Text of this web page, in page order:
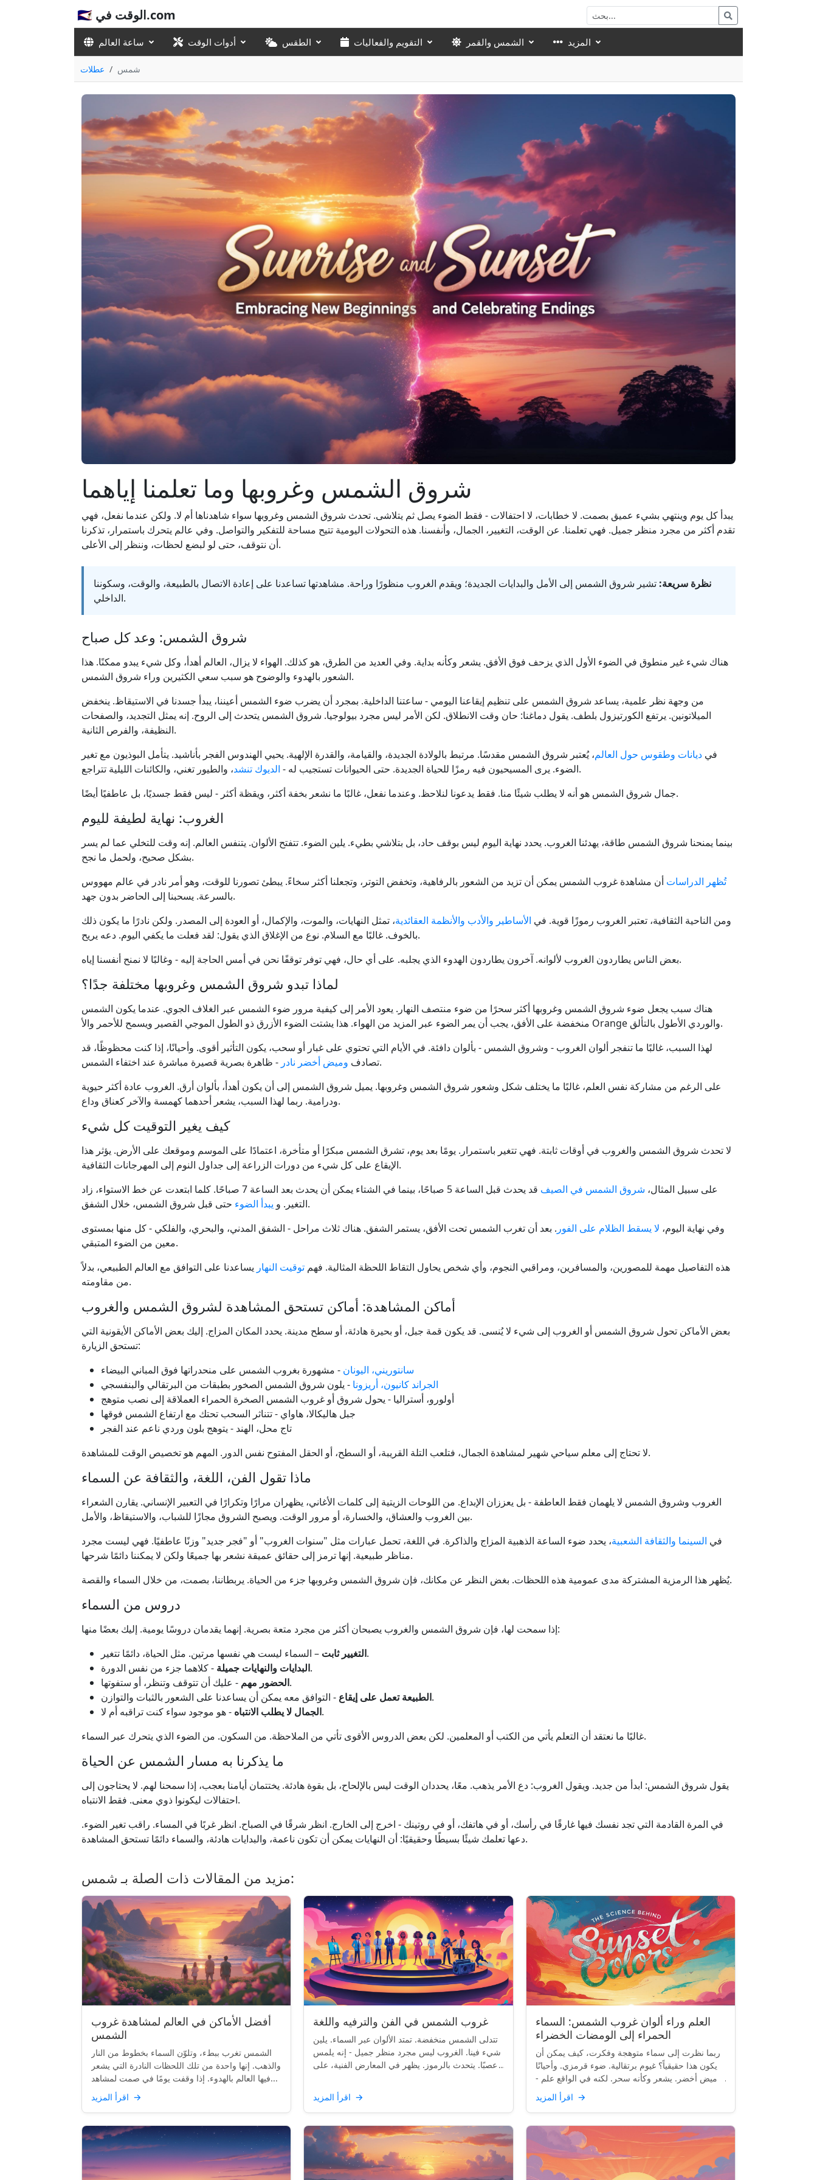
🇸🇦 الوقت في.com
ساعة العالم أدوات الوقت الطقس التقويم والفعاليات الشمس والقمر المزيد
عطلات شمس
شروق الشمس وغروبها وما تعلمنا إياهما
يبدأ كل يوم وينتهي بشيء عميق بصمت. لا خطابات، لا احتفالات - فقط الضوء يصل ثم يتلاشى. تحدث شروق الشمس وغروبها سواء شاهدناها أم لا. ولكن عندما نفعل، فهي
تقدم أكثر من مجرد منظر جميل. فهي تعلمنا. عن الوقت، التغيير، الجمال، وأنفسنا. هذه التحولات اليومية تتيح مساحة للتفكير والتواصل. وفي عالم يتحرك باستمرار، تذكرنا
أن نتوقف، حتى لو لبضع لحظات، وننظر إلى الأعلى.
نظرة سريعة: تشير شروق الشمس إلى الأمل والبدايات الجديدة؛ ويقدم الغروب منظورًا وراحة. مشاهدتها تساعدنا على إعادة الاتصال بالطبيعة، والوقت، وسكوننا
الداخلي.
شروق الشمس: وعد كل صباح
هناك شيء غير منطوق في الضوء الأول الذي يزحف فوق الأفق. يشعر وكأنه بداية. وفي العديد من الطرق، هو كذلك. الهواء لا يزال، العالم أهدأ، وكل شيء يبدو ممكنًا. هذا
الشعور بالهدوء والوضوح هو سبب سعي الكثيرين وراء شروق الشمس.
من وجهة نظر علمية، يساعد شروق الشمس على تنظيم إيقاعنا اليومي - ساعتنا الداخلية. بمجرد أن يضرب ضوء الشمس أعيننا، يبدأ جسدنا في الاستيقاظ. ينخفض
الميلاتونين. يرتفع الكورتيزول بلطف. يقول دماغنا: حان وقت الانطلاق. لكن الأمر ليس مجرد بيولوجيا. شروق الشمس يتحدث إلى الروح. إنه يمثل التجديد، والصفحات
النظيفة، والفرص الثانية.
في ديانات وطقوس حول العالم، يُعتبر شروق الشمس مقدسًا. مرتبط بالولادة الجديدة، والقيامة، والقدرة الإلهية. يحيي الهندوس الفجر بأناشيد. يتأمل البوذيون مع تغير
الضوء. يرى المسيحيون فيه رمزًا للحياة الجديدة. حتى الحيوانات تستجيب له - الديوك تنشد
، والطيور تغني، والكائنات الليلية تتراجع.
جمال شروق الشمس هو أنه لا يطلب شيئًا منا. فقط يدعونا لنلاحظ. وعندما نفعل، غالبًا ما نشعر بخفة أكثر، ويقظة أكثر - ليس فقط جسديًا، بل عاطفيًا أيضًا.
الغروب: نهاية لطيفة لليوم
بينما يمنحنا شروق الشمس طاقة، يهدئنا الغروب. يحدد نهاية اليوم ليس بوقف حاد، بل بتلاشي بطيء. يلين الضوء. تتفتح الألوان. يتنفس العالم. إنه وقت للتخلي عما لم يسر
بشكل صحيح، ولحمل ما نجح.
تُظهر الدراسات أن مشاهدة غروب الشمس يمكن أن تزيد من الشعور بالرفاهية، وتخفض التوتر، وتجعلنا أكثر سخاءً. يبطئ تصورنا للوقت، وهو أمر نادر في عالم مهووس
بالسرعة. يسحبنا إلى الحاضر بدون جهد.
ومن الناحية الثقافية، تعتبر الغروب رموزًا قوية. في الأساطير والأدب والأنظمة العقائدية، تمثل النهايات، والموت، والإكمال، أو العودة إلى المصدر. ولكن نادرًا ما يكون ذلك
بالخوف. غالبًا مع السلام. نوع من الإغلاق الذي يقول: لقد فعلت ما يكفي اليوم. دعه يريح.
بعض الناس يطاردون الغروب لألوانه. آخرون يطاردون الهدوء الذي يجلبه. على أي حال، فهي توفر توقفًا نحن في أمس الحاجة إليه - وغالبًا لا نمنح أنفسنا إياه.
لماذا تبدو شروق الشمس وغروبها مختلفة جدًا؟
هناك سبب يجعل ضوء شروق الشمس وغروبها أكثر سحرًا من ضوء منتصف النهار. يعود الأمر إلى كيفية مرور ضوء الشمس عبر الغلاف الجوي. عندما يكون الشمس
منخفضة على الأفق، يجب أن يمر الضوء عبر المزيد من الهواء. هذا يشتت الضوء الأزرق ذو الطول الموجي القصير ويسمح للأحمر والأ Orange والوردي الأطول بالتألق.
لهذا السبب، غالبًا ما تنفجر ألوان الغروب - وشروق الشمس - بألوان دافئة. في الأيام التي تحتوي على غبار أو سحب، يكون التأثير أقوى. وأحيانًا، إذا كنت محظوظًا، قد
تصادف وميض أخضر نادر
- ظاهرة بصرية قصيرة مباشرة عند اختفاء الشمس.
على الرغم من مشاركة نفس العلم، غالبًا ما يختلف شكل وشعور شروق الشمس وغروبها. يميل شروق الشمس إلى أن يكون أهدأ، بألوان أرق. الغروب عادة أكثر حيوية
ودرامية. ربما لهذا السبب، يشعر أحدهما كهمسة والآخر كعناق وداع.
كيف يغير التوقيت كل شيء
لا تحدث شروق الشمس والغروب في أوقات ثابتة. فهي تتغير باستمرار. يومًا بعد يوم، تشرق الشمس مبكرًا أو متأخرة، اعتمادًا على الموسم وموقعك على الأرض. يؤثر هذا
الإيقاع على كل شيء من دورات الزراعة إلى جداول النوم إلى المهرجانات الثقافية.
على سبيل المثال، شروق الشمس في الصيف
قد يحدث قبل الساعة 5 صباحًا، بينما في الشتاء يمكن أن يحدث بعد الساعة 7 صباحًا. كلما ابتعدت عن خط الاستواء، زاد
التغير. و يبدأ الضوء
حتى قبل شروق الشمس، خلال الشفق.
وفي نهاية اليوم، لا يسقط الظلام على الفور . بعد أن تغرب الشمس تحت الأفق، يستمر الشفق. هناك ثلاث مراحل - الشفق المدني، والبحري، والفلكي - كل منها بمستوى
معين من الضوء المتبقي.
هذه التفاصيل مهمة للمصورين، والمسافرين، ومراقبي النجوم، وأي شخص يحاول التقاط اللحظة المثالية. فهم توقيت النهار يساعدنا على التوافق مع العالم الطبيعي، بدلاً
من مقاومته.
أماكن المشاهدة: أماكن تستحق المشاهدة لشروق الشمس والغروب
بعض الأماكن تحول شروق الشمس أو الغروب إلى شيء لا يُنسى. قد يكون قمة جبل، أو بحيرة هادئة، أو سطح مدينة. يحدد المكان المزاج. إليك بعض الأماكن الأيقونية التي
تستحق الزيارة:
سانتوريني، اليونان - مشهورة بغروب الشمس على منحدراتها فوق المباني البيضاء
الجراند كانيون، أريزونا - يلون شروق الشمس الصخور بطبقات من البرتقالي والبنفسجي
أولورو، أستراليا - يحول شروق أو غروب الشمس الصخرة الحمراء العملاقة إلى نصب متوهج
جبل هاليكالا، هاواي - تتناثر السحب تحتك مع ارتفاع الشمس فوقها
تاج محل، الهند - يتوهج بلون وردي ناعم عند الفجر
لا تحتاج إلى معلم سياحي شهير لمشاهدة الجمال، فتلعب التلة القريبة، أو السطح، أو الحقل المفتوح نفس الدور. المهم هو تخصيص الوقت للمشاهدة.
ماذا تقول الفن، اللغة، والثقافة عن السماء
الغروب وشروق الشمس لا يلهمان فقط العاطفة - بل يعززان الإبداع. من اللوحات الزيتية إلى كلمات الأغاني، يظهران مرارًا وتكرارًا في التعبير الإنساني. يقارن الشعراء
بين الغروب والعشاق، والخسارة، أو مرور الوقت. ويصبح الشروق مجازًا للشباب، والاستيقاظ، والأمل.
في السينما والثقافة الشعبية، يحدد ضوء الساعة الذهبية المزاج والذاكرة. في اللغة، تحمل عبارات مثل "سنوات الغروب" أو "فجر جديد" وزنًا عاطفيًا. فهي ليست مجرد
مناظر طبيعية. إنها ترمز إلى حقائق عميقة نشعر بها جميعًا ولكن لا يمكننا دائمًا شرحها.
يُظهر هذا الرمزية المشتركة مدى عمومية هذه اللحظات. بغض النظر عن مكانك، فإن شروق الشمس وغروبها جزء من الحياة. يربطاننا، بصمت، من خلال السماء والقصة.
دروس من السماء
إذا سمحت لها، فإن شروق الشمس والغروب يصبحان أكثر من مجرد متعة بصرية. إنهما يقدمان دروسًا يومية. إليك بعضًا منها:
التغيير ثابت– السماء ليست هي نفسها مرتين. مثل الحياة، دائمًا تتغير.
البدايات والنهايات جميلة- كلاهما جزء من نفس الدورة.
الحضور مهم- عليك أن تتوقف وتنظر، أو ستفوتها.
الطبيعة تعمل على إيقاع- التوافق معه يمكن أن يساعدنا على الشعور بالثبات والتوازن.
الجمال لا يطلب الانتباه- هو موجود سواء كنت تراقبه أم لا.
غالبًا ما نعتقد أن التعلم يأتي من الكتب أو المعلمين. لكن بعض الدروس الأقوى تأتي من الملاحظة. من السكون. من الضوء الذي يتحرك عبر السماء.
ما يذكرنا به مسار الشمس عن الحياة
يقول شروق الشمس: ابدأ من جديد. ويقول الغروب: دع الأمر يذهب. معًا، يحددان الوقت ليس بالإلحاح، بل بقوة هادئة. يختتمان أيامنا بعجب، إذا سمحنا لهم. لا يحتاجون إلى
احتفالات ليكونوا ذوي معنى. فقط الانتباه.
في المرة القادمة التي تجد نفسك فيها غارقًا في رأسك، أو في هاتفك، أو في روتينك - اخرج إلى الخارج. انظر شرقًا في الصباح. انظر غربًا في المساء. راقب تغير الضوء.
دعها تعلمك شيئًا بسيطًا وحقيقيًا: أن النهايات يمكن أن تكون ناعمة، والبدايات هادئة، والسماء دائمًا تستحق المشاهدة.
مزيد من المقالات ذات الصلة بـ شمس:
أفضل الأماكن في العالم لمشاهدة غروب
الشمس
الشمس تغرب ببطء، وتلوّن السماء بخطوط من النار
والذهب. إنها واحدة من تلك اللحظات النادرة التي يشعر
فيها العالم بالهدوء. إذا وقفت يومًا في صمت لمشاهد...
→
غروب الشمس في الفن والترفيه واللغة
تتدلى الشمس منخفضة. تمتد الألوان عبر السماء. يلين
شيء فينا. الغروب ليس مجرد منظر جميل - إنه يلمس
عصبًا. يتحدث بالرموز. يظهر في المعارض الفنية، على
→
العلم وراء ألوان غروب الشمس: السماء
الحمراء إلى الومضات الخضراء
ربما نظرت إلى سماء متوهجة وفكرت، كيف يمكن أن
يكون هذا حقيقياً؟ غيوم برتقالية. ضوء قرمزي. وأحيانًا
وميض أخضر. يشعر وكأنه سحر. لكنه في الواقع علم -
→